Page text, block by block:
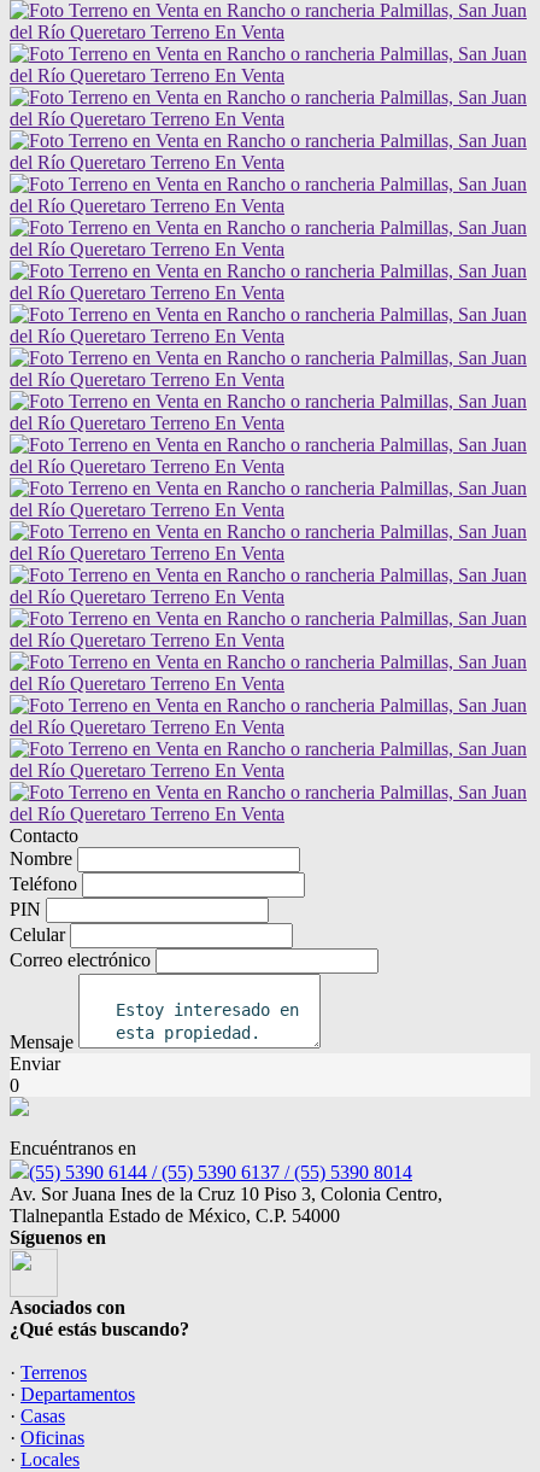
Contacto
Nombre
Teléfono
PIN
Celular
Correo electrónico
Mensaje
Enviar
0
Encuéntranos en
(55) 5390 6144 / (55) 5390 6137 / (55) 5390 8014
Av. Sor Juana Ines de la Cruz 10 Piso 3, Colonia Centro,
Tlalnepantla Estado de México, C.P. 54000
Síguenos en
Asociados con
¿Qué estás buscando?
· Terrenos
· Departamentos
· Casas
· Oficinas
· Locales